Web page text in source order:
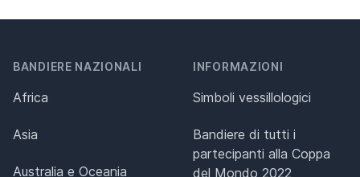
BANDIERE NAZIONALI
Africa
Asia
Australia e Oceania
INFORMAZIONI
Simboli vessillologici
Bandiere di tutti i
partecipanti alla Coppa
del Mondo 2022